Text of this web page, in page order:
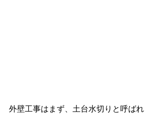
外壁工事はまず、土台水切りと呼ばれ